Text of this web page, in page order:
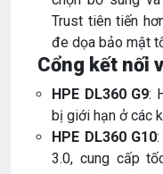
Trust tiên tiến
đe dọa bảo mật
Cổng kết nối
HPE DL360 G9:
bị giới hạn ở các
HPE DL360 G10
3.0, cung cấp